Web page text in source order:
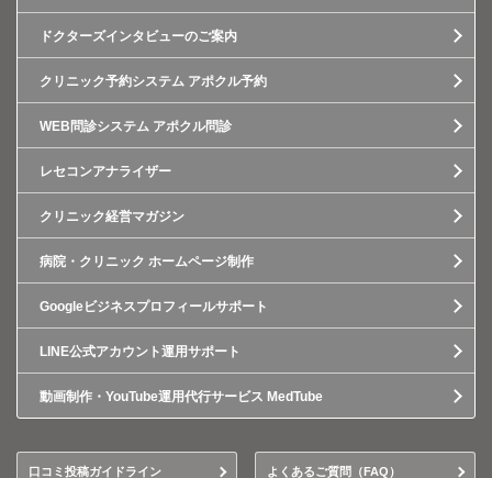
ドクターズインタビューのご案内
クリニック予約システム アポクル予約
WEB問診システム アポクル問診
レセコンアナライザー
クリニック経営マガジン
病院・クリニック ホームページ制作
Googleビジネスプロフィールサポート
LINE公式アカウント運用サポート
動画制作・YouTube運用代行サービス MedTube
口コミ投稿ガイドライン よくあるご質問（FAQ）